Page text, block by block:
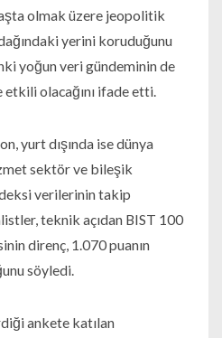
olmak üzere jeopolitik
yerini koruduğunu
yoğun veri gündeminin de
etkili olacağını ifade etti.
yurt dışında ise dünya
sektör ve bileşik
verilerinin takip
teknik açıdan BIST 100
direnç, 1.070 puanın
söyledi.
ankete katılan